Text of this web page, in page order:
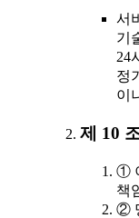
서
기
24
정
이
제 10
①
책
②